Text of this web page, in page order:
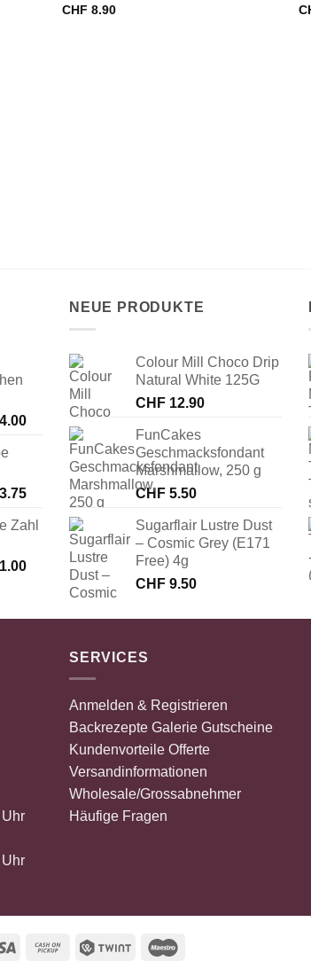
CHF 8.90
Aktueller
CHF 4.00.
Aktueller
ist:
CHF 3.75.
Zahl
Aktueller
CHF 1.00.
NEUE PRODUKTE
Colour Mill Choco Drip
Natural White 125G
CHF 12.90
FunCakes
Geschmacksfondant
Marshmallow, 250 g
CHF 5.50
Sugarflair Lustre Dust
– Cosmic Grey (E171
Free) 4g
CHF 9.50
SERVICES
Anmelden & Registrieren
Backrezepte Galerie Gutscheine
Kundenvorteile Offerte
Versandinformationen
Wholesale/Grossabnehmer
Häufige Fragen
Visa
Cash
Twint